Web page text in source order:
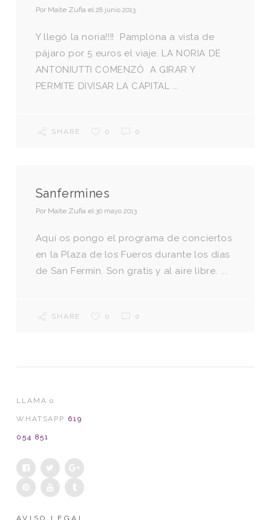
Por Maite Zufia el 28 junio 2013
Y llegó la noria!!!! Pamplona a vista de
pájaro por 5 euros el viaje. LA NORIA DE
ANTONIUTTI COMENZÓ A GIRAR Y
PERMITE DIVISAR LA CAPITAL ...
SHARE 0 0
Sanfermines
Por Maite Zufia el30 mayo 2013
Aquí os pongo el programa de conciertos
en la Plaza de los Fueros durante los días
de San Fermín. Son gratis y al aire libre. ...
SHARE 0 0
LLAMA o
WHATSAPP 619
054 851
AVISO LEGAL